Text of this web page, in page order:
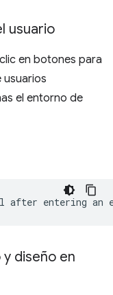
usuario
en botones para
el entorno de
diseño en